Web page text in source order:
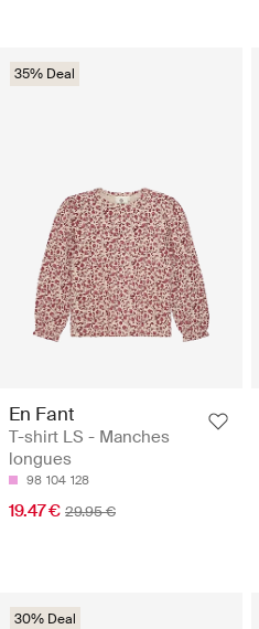
35% Deal
En Fant
T-shirt LS - Manches
longues
98 104 128
19.47 € 29.95 €
30% Deal